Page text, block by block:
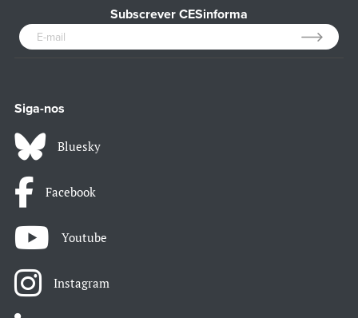
Subscrever CESinforma
Siga-nos
Bluesky
Facebook
Youtube
Instagram